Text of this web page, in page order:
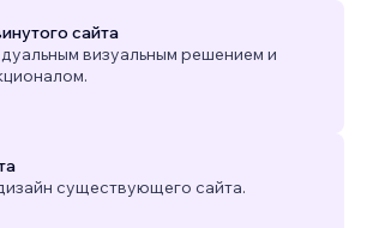
сайта
визуальным решением и
существующего сайта.